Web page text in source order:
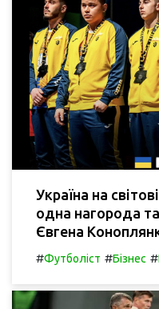
Україна на
одна нагорода
Євгена
#Футболіст #Бізнес #